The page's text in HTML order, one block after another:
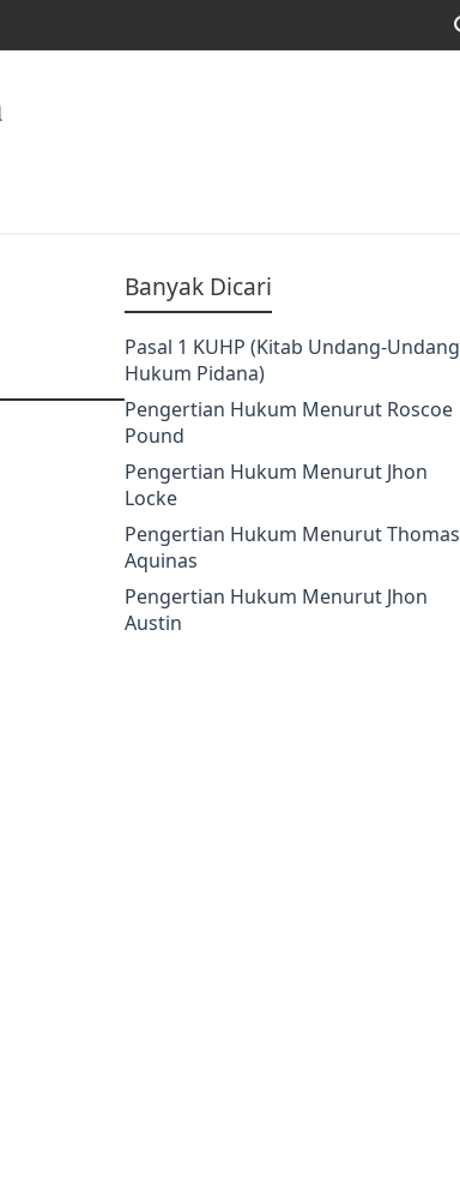
Banyak Dicari
Pasal 1 KUHP (Kitab Undang-Undang
Hukum Pidana)
Pengertian Hukum Menurut Roscoe
Pound
Pengertian Hukum Menurut Jhon
Locke
Pengertian Hukum Menurut Thomas
Aquinas
Pengertian Hukum Menurut Jhon
Austin